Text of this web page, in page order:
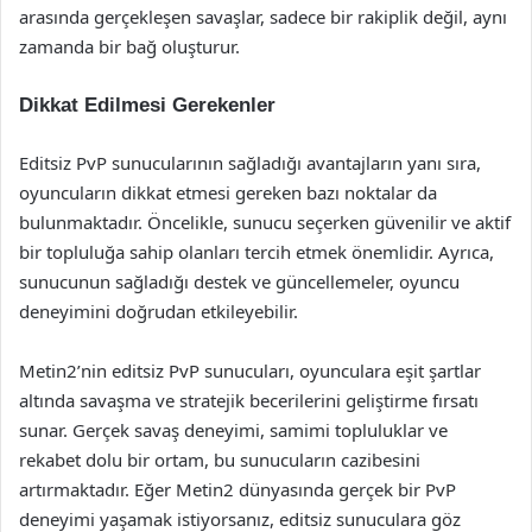
arasında gerçekleşen savaşlar, sadece bir rakiplik değil, aynı
zamanda bir bağ oluşturur.
Dikkat Edilmesi Gerekenler
Editsiz PvP sunucularının sağladığı avantajların yanı sıra,
oyuncuların dikkat etmesi gereken bazı noktalar da
bulunmaktadır. Öncelikle, sunucu seçerken güvenilir ve aktif
bir topluluğa sahip olanları tercih etmek önemlidir. Ayrıca,
sunucunun sağladığı destek ve güncellemeler, oyuncu
deneyimini doğrudan etkileyebilir.
Metin2’nin editsiz PvP sunucuları, oyunculara eşit şartlar
altında savaşma ve stratejik becerilerini geliştirme fırsatı
sunar. Gerçek savaş deneyimi, samimi topluluklar ve
rekabet dolu bir ortam, bu sunucuların cazibesini
artırmaktadır. Eğer Metin2 dünyasında gerçek bir PvP
deneyimi yaşamak istiyorsanız, editsiz sunuculara göz